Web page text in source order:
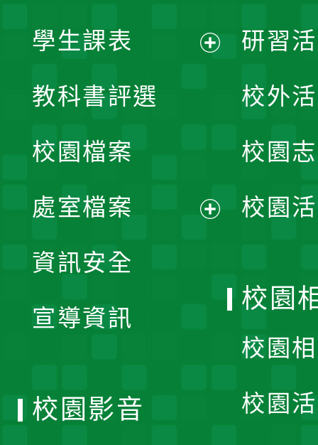
學生課表
單
教科書評選
校園檔案
處室檔案
資訊安全
宣導資訊
研習
校外
校園
校園
校園
校園
校園
校園影音